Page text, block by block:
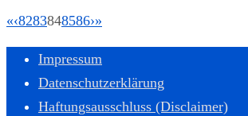
«‹8283848586›»
Impressum
Datenschutzerklärung
Haftungsausschluss (Disclaimer)